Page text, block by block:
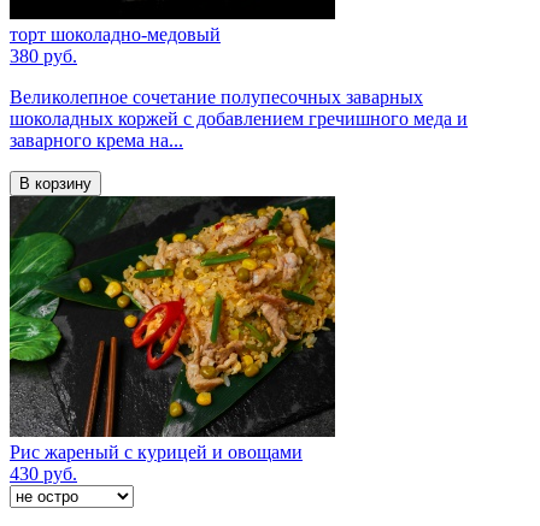
торт шоколадно-медовый
380 руб.
Великолепное сочетание полупесочных заварных
шоколадных коржей с добавлением гречишного меда и
заварного крема на...
В корзину
Рис жареный с курицей и овощами
430 руб.